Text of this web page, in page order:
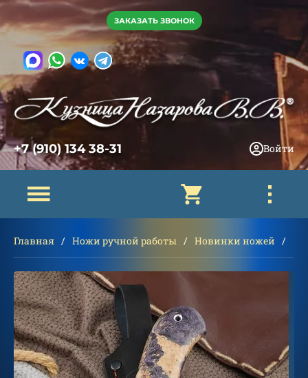
ЗАКАЗАТЬ ЗВОНОК
+7 (910) 134 38-31 Войти
Главная Ножи ручной работы Новинки ножей